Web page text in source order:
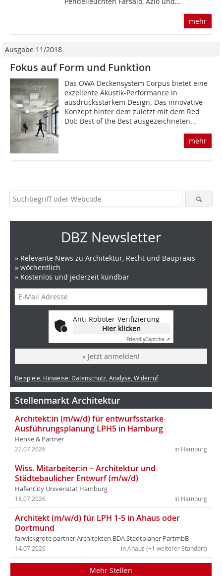
mehr
Ausgabe 11/2018
Fokus auf Form und Funktion
Das OWA Deckensystem Corpus bietet eine
exzellente Akustik-Performance in
ausdrucksstarkem Design. Das innovative
Konzept hinter dem zuletzt mit dem Red
Dot: Best of the Best ausgezeichneten...
mehr
DBZ Newsletter
» Relevante News zu Architektur, Recht und Baupraxis
» wöchentlich
» Kostenlos und jederzeit kündbar
Anti-Roboter-Verifizierung
Hier klicken
FriendlyCaptcha ⇗
» Jetzt anmelden!
Beispiele, Hinweise: Datenschutz, Analyse, Widerruf
Stellenmarkt Architektur
Architekt:in (m/w/d) für entwurfsstarke
Ausführungsplanung LPH5 in Hamburg
Henke & Partner
in Hamburg
22.07.2026
Wiss. Mitarbeiter:in – Architektur und
Städtebaulicher Entwurf (m/w/d)
HafenCity Universität Hamburg
in Hamburg
18.07.2026
Architekt (m/w/d) für LPH 1-5 in Ahaus oder
Dortmund
farwickgrote partner Architekten BDA Stadtplaner PartmbB
in Ahaus (+1 weiterer Standort)
14.07.2026
Mehr Stellen